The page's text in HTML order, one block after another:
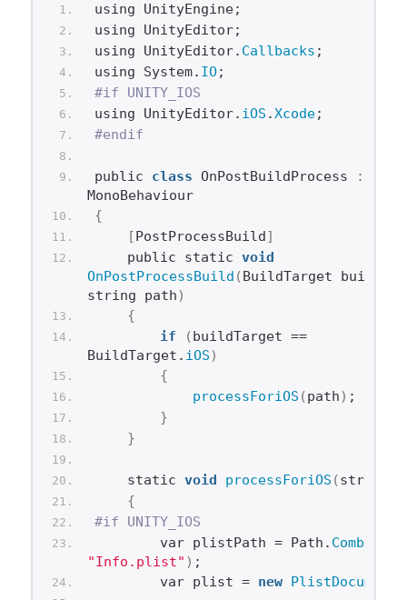
using UnityEngine;
using UnityEditor;
using UnityEditor. Callbacks ;
using System. IO;
#if UNITY_IOS
using UnityEditor. iOS .Xcode;
#endif
public class OnPostBuildProcess
:
MonoBehaviour
{
[PostProcessBuild]
    public static
void
OnPostProcessBuild (BuildTarget
string path)
{
if
(buildTarget ==
BuildTarget. iOS)
{
processForiOS (path) ;
}
}
    static
void processForiOS (string
{
#if UNITY_IOS
        var plistPath = Path.
Combine
"Info.plist" ) ;
        var plist =
new PlistDocument